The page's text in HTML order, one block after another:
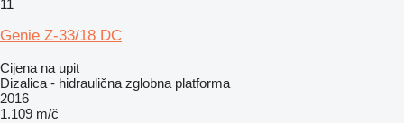
11
Genie Z-33/18 DC
Cijena na upit
Dizalica - hidraulična zglobna platforma
2016
1.109 m/č